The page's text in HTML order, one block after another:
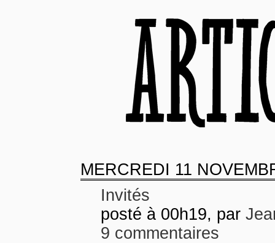
MERCREDI 11
Invités
posté à 00h19, par
9 commentaires